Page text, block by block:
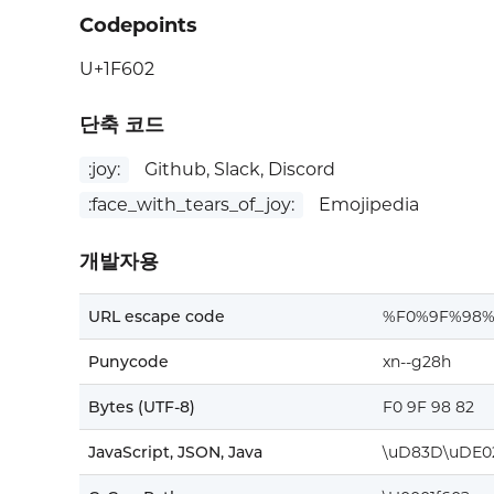
Codepoints
U+1F602
단축 코드
:joy:
Github, Slack, Discord
:face_with_tears_of_joy:
Emojipedia
개발자용
URL escape code
Punycode xn--g28h
Bytes (UTF-8) F0 9F 98 82
JavaScript, JSON, Java